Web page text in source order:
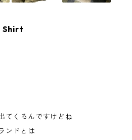
Shirt
てくるんですけどね
ンドとは